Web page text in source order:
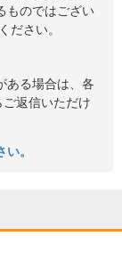
ものではござい
ださい。
ある場合は、各
返信いただけ
。